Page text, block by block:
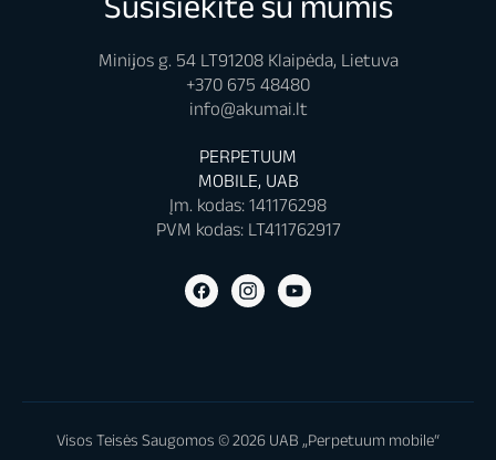
Minijos g. 54 LT91208 Klaipėda, Lietuva
+370 675 48480
info@akumai.lt
PERPETUUM
MOBILE, UAB
Įm. kodas: 141176298
PVM kodas: LT411762917
Visos Teisės Saugomos © 2026 UAB „Perpetuum mobile“